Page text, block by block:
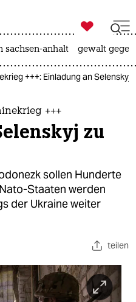
ich

taz zahl ich
sachsen-anhalt gewalt
+++: Einladung an Selenskyj
+++
zu
sollen Hunderte
Staaten werden
der Ukraine weiter
teilen